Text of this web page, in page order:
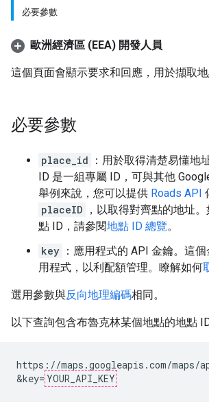
必要參數
歐洲經濟區 (EEA) 開發人員
這個頁面會顯示要求和回應，用於擷取地
必要參數
place_id
：用於取得清楚易懂地
ID 是一組專屬 ID，可與其他
舉例來說，您可以提供 Roads API
placeID
，以取得對齊點的地址
點 ID，請參閱地點 ID 總覽。
key ：應用程式的 API 金鑰。這
用程式，以利配額管理。瞭解如何
選用參數與反向地理編碼相同。
以下查詢包含布魯克林某個地點的地點 ID
https://maps.googleapis.com/maps/
&key= YOUR_API_KEY